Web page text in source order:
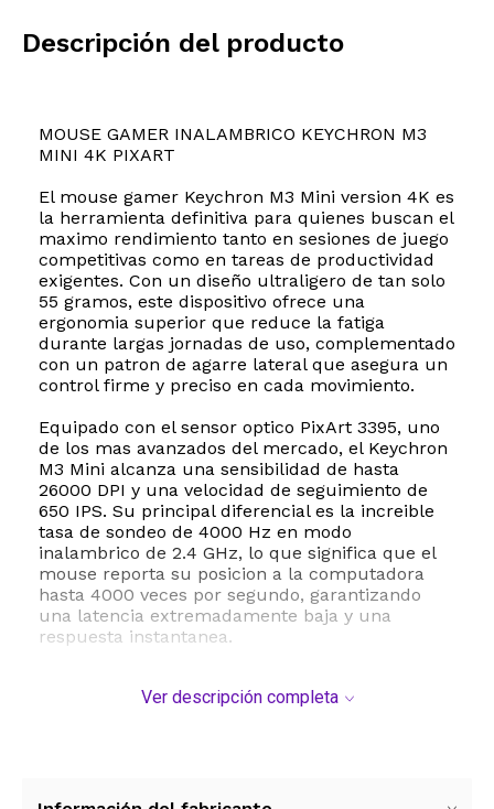
Descripción del producto
MOUSE GAMER INALAMBRICO KEYCHRON M3
MINI 4K PIXART
El mouse gamer Keychron M3 Mini version 4K es
la herramienta definitiva para quienes buscan el
maximo rendimiento tanto en sesiones de juego
competitivas como en tareas de productividad
exigentes. Con un diseño ultraligero de tan solo
55 gramos, este dispositivo ofrece una
ergonomia superior que reduce la fatiga
durante largas jornadas de uso, complementado
con un patron de agarre lateral que asegura un
control firme y preciso en cada movimiento.
Equipado con el sensor optico PixArt 3395, uno
de los mas avanzados del mercado, el Keychron
M3 Mini alcanza una sensibilidad de hasta
26000 DPI y una velocidad de seguimiento de
650 IPS. Su principal diferencial es la increible
tasa de sondeo de 4000 Hz en modo
inalambrico de 2.4 GHz, lo que significa que el
mouse reporta su posicion a la computadora
hasta 4000 veces por segundo, garantizando
una latencia extremadamente baja y una
respuesta instantanea.
puntos fuertes, ya que permite alternar
asegurando una durabilidad excepcional.
Ver descripción completa